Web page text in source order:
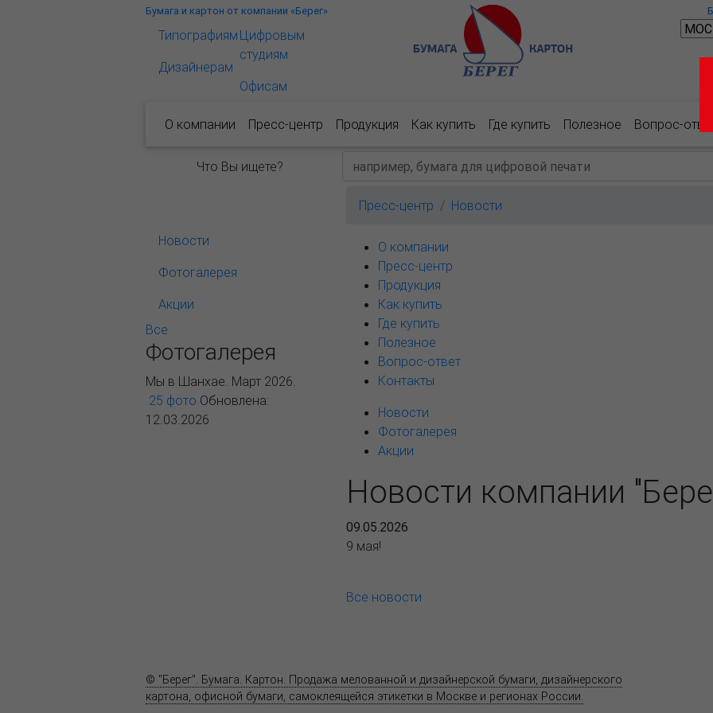
Бумага и картон от компании «Берег»
Типографиям
Дизайнерам
Цифровым
студиям
Офисам
О компании Пресс-центр Продукция Как купить Где купить Полезное Вопрос-ответ
Что Вы ищете?
Новости
Фотогалерея
Акции
Все
Фотогалерея
Мы в Шанхае. Март 2026.
25 фото Обновлена:
12.03.2026
Пресс-центр Новости
О компании
Пресс-центр
Продукция
Как купить
Где купить
Полезное
Вопрос-ответ
Контакты
Новости
Фотогалерея
Акции
Новости компании
09.05.2026
9 мая!
Все новости
© "Берег". Бумага. Картон. Продажа мелованной и дизайнерской бумаги, дизайнерского
картона, офисной бумаги, самоклеящейся этикетки в Москве и регионах России.